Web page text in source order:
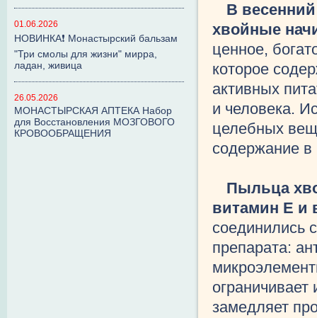
01.06.2026
НОВИНКА❗ Монастырский бальзам
"Три смолы для жизни" мирра,
ладан, живица
26.05.2026
МОНАСТЫРСКАЯ АПТЕКА Набор
для Восстановления МОЗГОВОГО
КРОВООБРАЩЕНИЯ
В
хвойные
ценное,
которое
активных
и человека.
целебных
содержание в
Пыльца
витамин Е и
соединились
препарата:
замедляет